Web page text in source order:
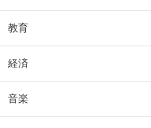
教育
経済
音楽